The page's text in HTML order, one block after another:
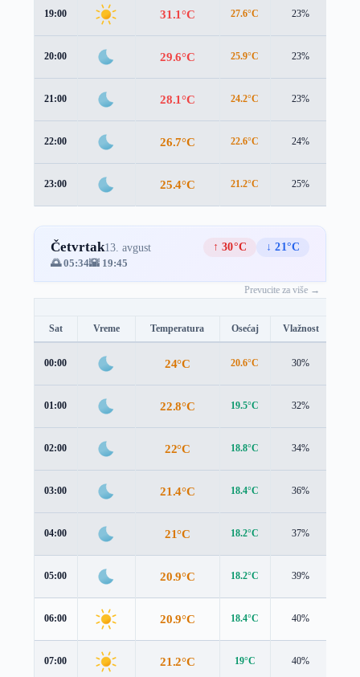
19:00 31.1°C 27.6°C 23%
20:00 29.6°C 25.9°C 23%
21:00 28.1°C 24.2°C 23%
22:00 26.7°C 22.6°C 24%
23:00 25.4°C 21.2°C 25%
Četvrtak13. avgust ↑ 30°C
↓ 21°C
🌅 05:34🌇 19:45
Prevucite za više →
Sat Vreme Temperatura Osećaj Vlažnost
00:00 24°C 20.6°C 30%
01:00 22.8°C 19.5°C 32%
02:00 22°C 18.8°C 34%
03:00 21.4°C 18.4°C 36%
04:00 21°C 18.2°C 37%
05:00 20.9°C 18.2°C 39%
06:00 20.9°C 18.4°C 40%
07:00 21.2°C 19°C 40%